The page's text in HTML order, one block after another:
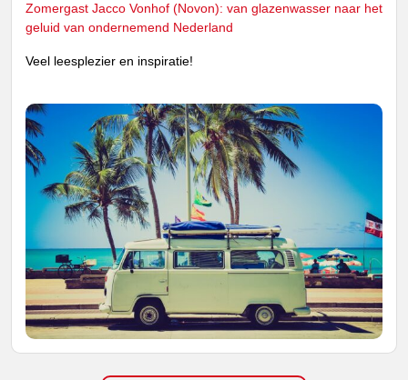
Zomergast Jacco Vonhof (Novon): van glazenwasser naar het
geluid van ondernemend Nederland
Veel leesplezier en inspiratie!